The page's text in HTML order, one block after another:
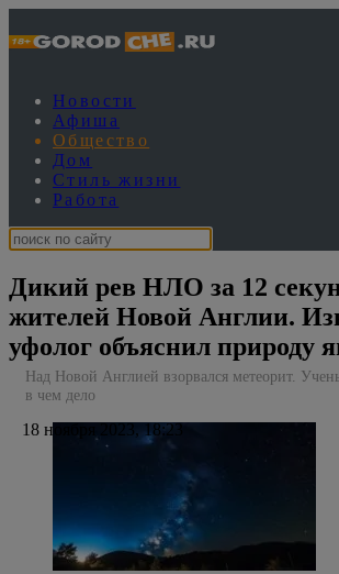
Новости
Афиша
Общество
Дом
Стиль жизни
Работа
Дикий рев НЛО за 12
жителей Новой Англии.
уфолог объяснил природу
Над Новой Англией взорвался метеорит.
в чем дело
18 ноября 2023, 18:23